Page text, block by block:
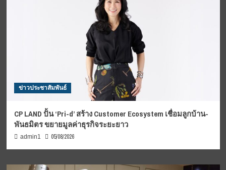
ข่าวประชาสัมพันธ์
CP LAND ปั้น ‘Pri-d’ สร้าง Customer Ecosystem เชื่อมลูกบ้าน-
พันธมิตร ขยายมูลค่าธุรกิจระยะยาว
admin1 05/08/2026